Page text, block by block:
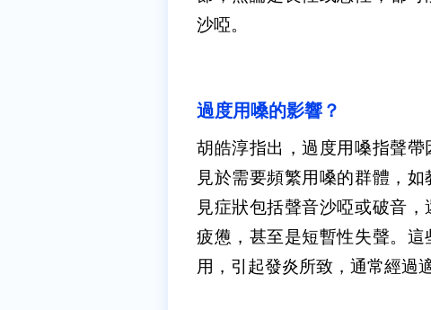
沙啞。
過度用嗓的影響？
胡皓淳指出，過度用嗓指聲
見於需要頻繁用嗓的群體，
見症狀包括聲音沙啞或破音
疲憊，甚至是短暫性失聲。 這
用，引起發炎所致，通常經過